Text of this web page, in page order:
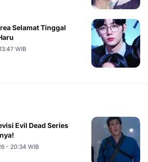
Selamat Tinggal
WIB
Evil Dead Series
- 20:34 WIB